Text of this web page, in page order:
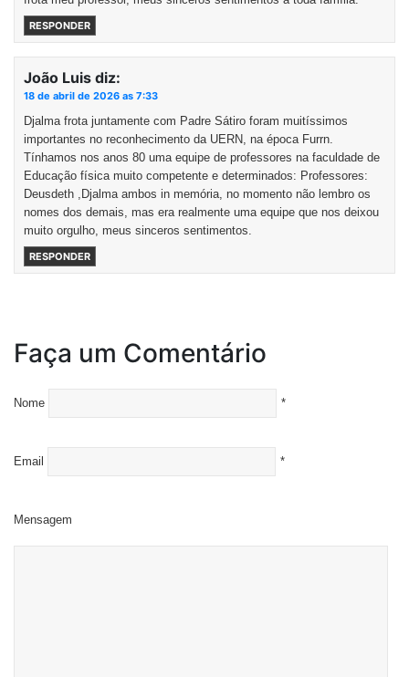
RESPONDER
João Luis diz:
18 de abril de 2026 as 7:33
Djalma frota juntamente com Padre Sátiro foram muitíssimos
importantes no reconhecimento da UERN, na época Furrn.
Tínhamos nos anos 80 uma equipe de professores na faculdade de
Educação física muito competente e determinados: Professores:
Deusdeth ,Djalma ambos in memória, no momento não lembro os
nomes dos demais, mas era realmente uma equipe que nos deixou
muito orgulho, meus sinceros sentimentos.
RESPONDER
Faça um Comentário
Nome *
Email *
Mensagem